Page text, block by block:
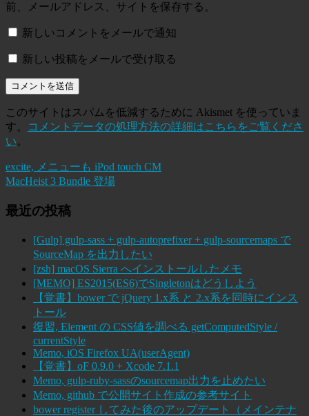
前、メールアドレス、サイトを保存する。
新しいコメントをメールで通知
新しい投稿をメールで受け取る
このサイトはスパムを低減するために Akismet を使っていま
す。
コメントデータの処理方法の詳細はこちらをご覧くださ
い。
excite, メニューも iPod touch CM
MacHeist 3 Bundle 登場
最近の投稿
[Gulp] gulp-sass + gulp-autoprefixer + gulp-sourcemaps で
SourceMap を出力したい
[zsh] macOS Sierra へインストールしたメモ
[MEMO] ES2015(ES6)でSingletonはどうしよう
【覚書】bower で jQuery 1.x系 と 2.x系を同時にインス
トール
復習, Element の CSS値を調べる getComputedStyle /
currentStyle
Memo, iOS Firefox UA(userAgent)
【覚書】oF 0.9.0 + Xcode 7.1.1
Memo, gulp-ruby-sassのsourcemap出力を止めたい
Memo, github で公開サイト作成の参考サイト
bower register してみた後のアップデート（メインテナ